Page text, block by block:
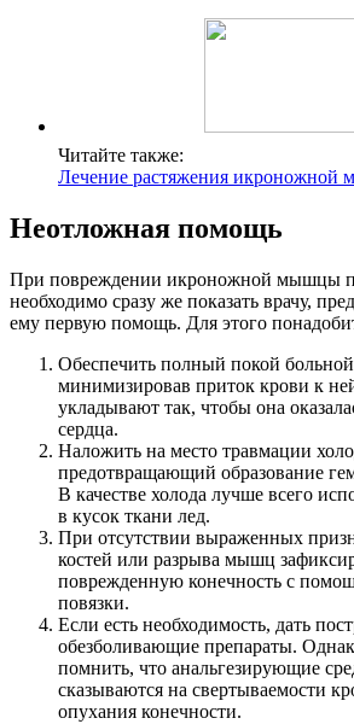
Читайте также:
Лечение растяжения
Неотложная помощь
При повреждении икроножной мышцы
необходимо сразу же показать врачу,
ему первую помощь. Для этого
Обеспечить полный покой
минимизировав приток крови к
укладывают так, чтобы она
сердца.
Наложить на место травмации
предотвращающий образование
В качестве холода лучше всего
в кусок ткани лед.
При отсутствии выраженных
костей или разрыва мышц
поврежденную конечность с
повязки.
Если есть необходимость, дать
обезболивающие препараты.
помнить, что анальгезирующие
сказываются на свертываемости
опухания конечности.